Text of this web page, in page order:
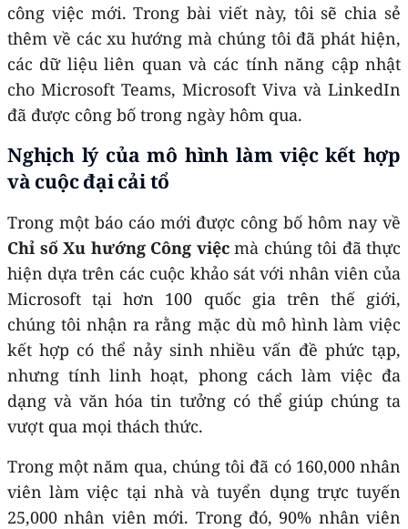
công việc mới. Trong bài viết này, tôi sẽ chia sẻ
thêm về các xu hướng mà chúng tôi đã phát hiện,
các dữ liệu liên quan và các tính năng cập nhật
cho Microsoft Teams, Microsoft Viva và LinkedIn
đã được công bố trong ngày hôm qua.
Nghịch lý của mô hình làm việc kết hợp
và cuộc đại cải tổ
Trong một báo cáo mới được công bố hôm nay về
Chỉ số Xu hướng Công việcmà chúng tôi đã thực
hiện dựa trên các cuộc khảo sát với nhân viên của
Microsoft tại hơn 100 quốc gia trên thế giới,
chúng tôi nhận ra rằng mặc dù mô hình làm việc
kết hợp có thể nảy sinh nhiều vấn đề phức tạp,
nhưng tính linh hoạt, phong cách làm việc đa
dạng và văn hóa tin tưởng có thể giúp chúng ta
vượt qua mọi thách thức.
Trong một năm qua, chúng tôi đã có 160,000 nhân
viên làm việc tại nhà và tuyển dụng trực tuyến
25,000 nhân viên mới. Trong đó, 90% nhân viên